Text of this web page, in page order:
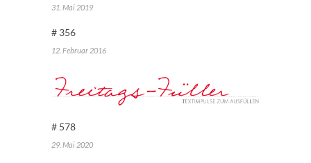
31. Mai 2019
# 356
12. Februar 2016
# 578
29. Mai 2020